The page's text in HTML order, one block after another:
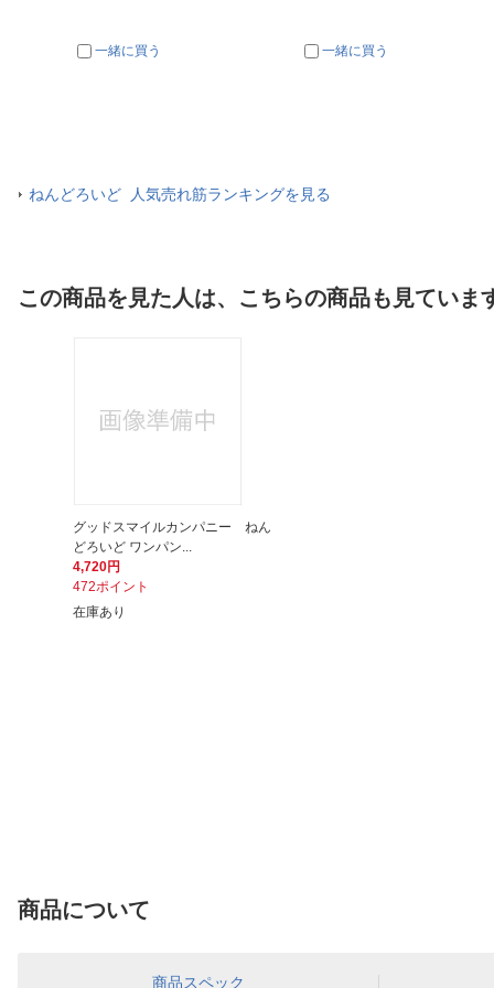
一緒に買う 一緒に買う
ねんどろいど 人気売れ筋ランキングを見る
この商品を見た人は、こちらの商品も見ていま
グッドスマイルカンパニー ねん
どろいど ワンパン...
4,720円
472ポイント
在庫あり
商品について
商品スペック